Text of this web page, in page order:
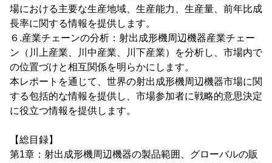
場における主要な生産地域、生産能力、生産量、前年比成
長率に関する情報を提供します。
６.産業チェーンの分析：射出成形機周辺機器産業チェー
ン（川上産業、川中産業、川下産業）を分析し、市場内で
の位置づけと相互関係を明らかにします。
本レポートを通じて、世界の射出成形機周辺機器市場に関
する包括的な情報を提供し、市場参加者に戦略的意思決定
に役立つ情報を提供します。
【総目録】
第1章：射出成形機周辺機器の製品範囲、グローバルの販